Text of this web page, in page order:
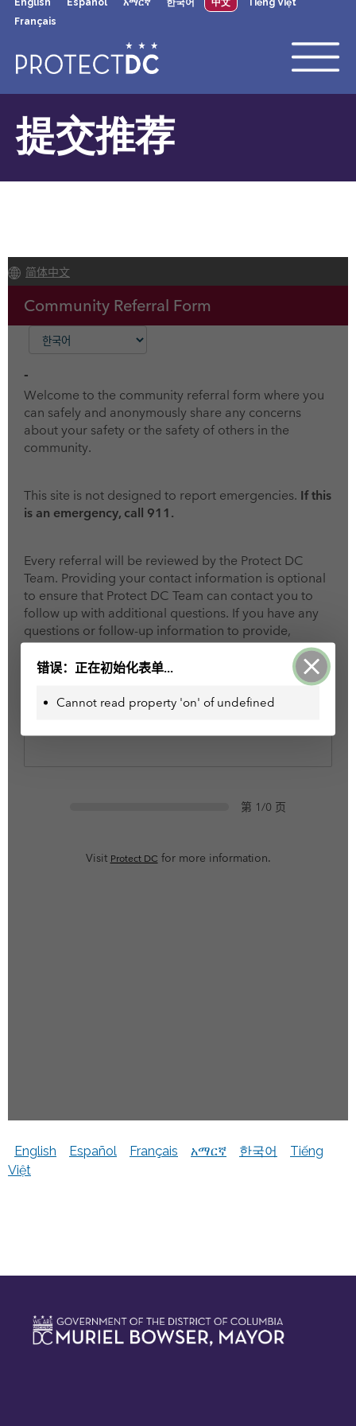
Skip to main content
English Español አማርኛ 한국어 中文
Tiếng Việt
Français
提交推荐
English Español Français አማርኛ 한국어
Tiếng
Việt